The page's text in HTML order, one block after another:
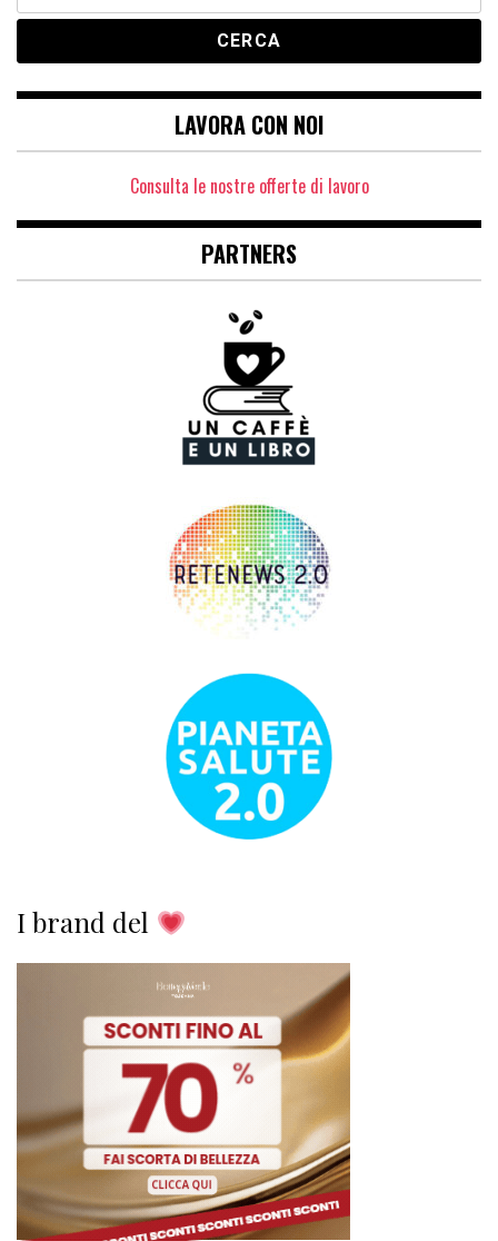
LAVORA CON NOI
Consulta le nostre offerte di lavoro
PARTNERS
I brand del